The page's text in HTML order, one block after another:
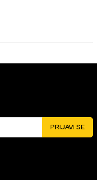
PRIJAVI SE